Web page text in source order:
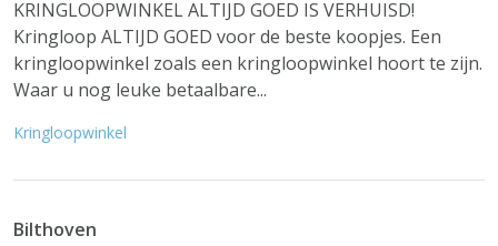
KRINGLOOPWINKEL ALTIJD GOED IS VERHUISD!
Kringloop ALTIJD GOED voor de beste koopjes. Een
kringloopwinkel zoals een kringloopwinkel hoort te zijn.
Waar u nog leuke betaalbare...
Kringloopwinkel
Bilthoven